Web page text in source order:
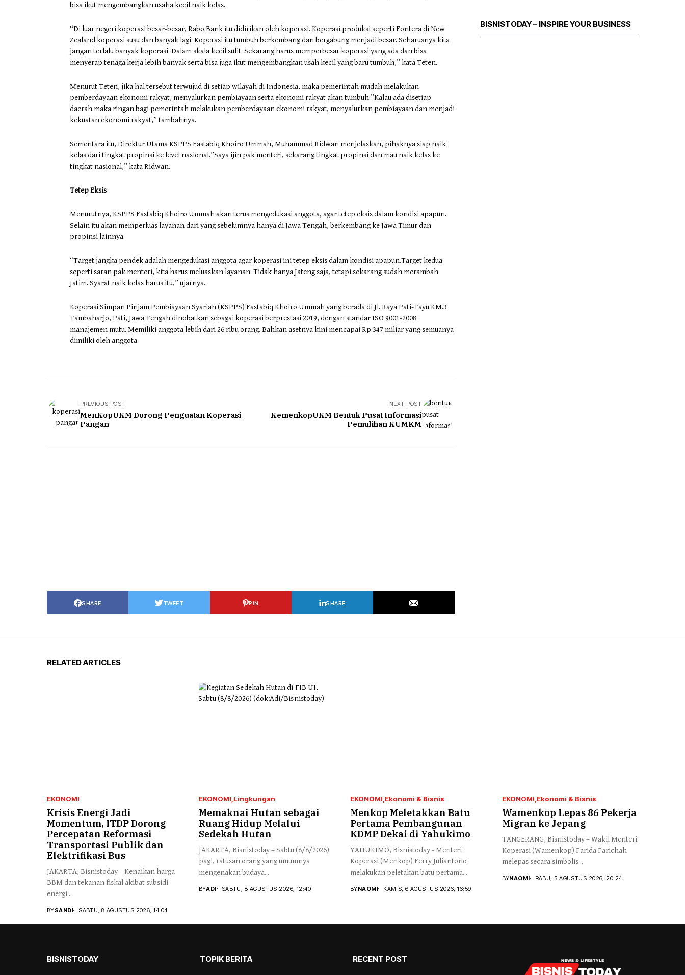
bisa ikut mengembangkan usaha kecil naik kelas.
“Di luar negeri koperasi besar-besar, Rabo Bank itu didirikan oleh koperasi. Koperasi produksi seperti Fontera di New
Zealand koperasi susu dan banyak lagi. Koperasi itu tumbuh berkembang dan bergabung menjadi besar. Seharusnya kita
jangan terlalu banyak koperasi. Dalam skala kecil sulit. Sekarang harus memperbesar koperasi yang ada dan bisa
menyerap tenaga kerja lebih banyak serta bisa juga ikut mengembangkan usah kecil yang baru tumbuh,” kata Teten.
Menurut Teten, jika hal tersebut terwujud di setiap wilayah di Indonesia, maka pemerintah mudah melakukan
pemberdayaan ekonomi rakyat, menyalurkan pembiayaan serta ekonomi rakyat akan tumbuh.”Kalau ada disetiap
daerah maka ringan bagi pemerintah melakukan pemberdayaan ekonomi rakyat, menyalurkan pembiayaan dan menjadi
kekuatan ekonomi rakyat,” tambahnya.
Sementara itu, Direktur Utama KSPPS Fastabiq Khoiro Ummah, Muhammad Ridwan menjelaskan, pihaknya siap naik
kelas dari tingkat propinsi ke level nasional.”Saya ijin pak menteri, sekarang tingkat propinsi dan mau naik kelas ke
tingkat nasional,” kata Ridwan.
Tetep Eksis
Menurutnya, KSPPS Fastabiq Khoiro Ummah akan terus mengedukasi anggota, agar tetep eksis dalam kondisi apapun.
Selain itu akan memperluas layanan dari yang sebelumnya hanya di Jawa Tengah, berkembang ke Jawa Timur dan
propinsi lainnya.
“Target jangka pendek adalah mengedukasi anggota agar koperasi ini tetep eksis dalam kondisi apapun.Target kedua
seperti saran pak menteri, kita harus meluaskan layanan. Tidak hanya Jateng saja, tetapi sekarang sudah merambah
Jatim. Syarat naik kelas harus itu,” ujarnya.
Koperasi Simpan Pinjam Pembiayaan Syariah (KSPPS) Fastabiq Khoiro Ummah yang berada di Jl. Raya Pati-Tayu KM.3
Tambaharjo, Pati, Jawa Tengah dinobatkan sebagai koperasi berprestasi 2019, dengan standar ISO 9001-2008
manajemen mutu. Memiliki anggota lebih dari 26 ribu orang. Bahkan asetnya kini mencapai Rp 347 miliar yang semuanya
dimiliki oleh anggota.
PREVIOUS POST
MenKopUKM Dorong Penguatan Koperasi
Pangan
NEXT POST
KemenkopUKM Bentuk Pusat Informasi
Pemulihan KUMKM
SHARE TWEET PIN SHARE
BISNISTODAY – INSPIRE YOUR BUSINESS
RELATED ARTICLES
EKONOMI
Krisis Energi Jadi
Momentum, ITDP Dorong
Percepatan Reformasi
Transportasi Publik dan
Elektrifikasi Bus
JAKARTA, Bisnistoday – Kenaikan harga
BBM dan tekanan fiskal akibat subsidi
energi...
BYSANDI SABTU, 8 AGUSTUS 2026, 14:04
EKONOMI Lingkungan
Memaknai Hutan sebagai
Ruang Hidup Melalui
Sedekah Hutan
JAKARTA, Bisnistoday – Sabtu (8/8/2026)
pagi, ratusan orang yang umumnya
mengenakan budaya...
BYADI SABTU, 8 AGUSTUS 2026, 12:40
EKONOMI Ekonomi & Bisnis
Menkop Meletakkan Batu
Pertama Pembangunan
KDMP Dekai di Yahukimo
YAHUKIMO, Bisnistoday - Menteri
Koperasi (Menkop) Ferry Juliantono
melakukan peletakan batu pertama...
BYNAOMI KAMIS, 6 AGUSTUS 2026, 16:59
EKONOMI Ekonomi & Bisnis
Wamenkop Lepas 86 Pekerja
Migran ke Jepang
TANGERANG, Bisnistoday – Wakil Menteri
Koperasi (Wamenkop) Farida Farichah
melepas secara simbolis...
BYNAOMI RABU, 5 AGUSTUS 2026, 20:24
BISNISTODAY TOPIK BERITA RECENT POST